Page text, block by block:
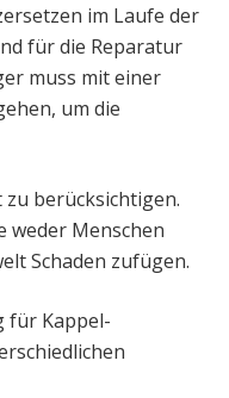
im Laufe der
für die Reparatur
muss mit einer
um die
berücksichtigen.
weder Menschen
Schaden zufügen.
für Kappel-